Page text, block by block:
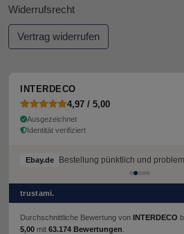
Widerrufsrecht
Vertrag widerrufen
INTERDECO
4,97 / 5,00
Ausgezeichnet
Identität verifiziert
Ebay.de Bestellung pünktlich und
Ebay.de Bestellung pünktlich und
trustami.
Durchschnittliche Bewertung von INTERDECO
5,00 mit 63.174 Bewertungen